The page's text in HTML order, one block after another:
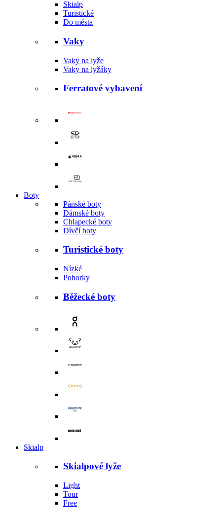
Skialp
Turistické
Do města
Vaky
Vaky na lyže
Vaky na lyžáky
Ferratové vybavení
Boty
Pánské boty
Dámské boty
Chlapecké boty
Dívčí boty
Turistické boty
Nízké
Pohorky
Běžecké boty
Skialp
Skialpové lyže
Light
Tour
Free